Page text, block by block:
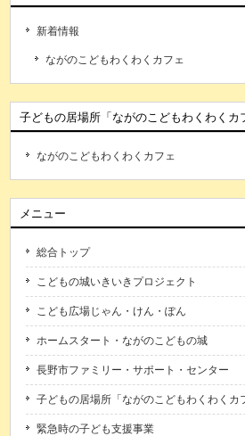
新着情報
ながのこどもわくわくカフェ
子どもの居場所「ながのこどもわくわくカ
ながのこどもわくわくカフェ
メニュー
総合トップ
こどもの城いきいきプロジェクト
こども広場じゃん・けん・ぽん
ホームスタート・ながのこどもの城
長野市ファミリー・サポート・センター
子どもの居場所「ながのこどもわくわくカ
緊急時の子ども支援事業